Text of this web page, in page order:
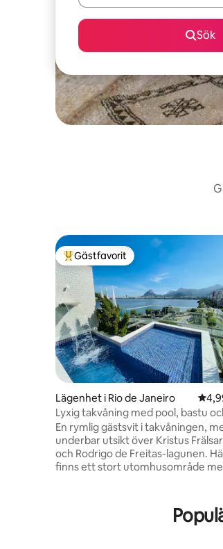
Sök
Populär gästfavorit
Gästfavorit
Lägenhet i Rio de Janeiro 4,99
Lyxig takvåning med pool, bastu
avskildhet.
En rymlig gästsvit i takvåningen,
underbar utsikt över Kristus
och Rodrigo de Freitas-lagunen.
finns ett stort utomhusområde
kylskåp, en spishäll, en
Airfryer och köksredskap.